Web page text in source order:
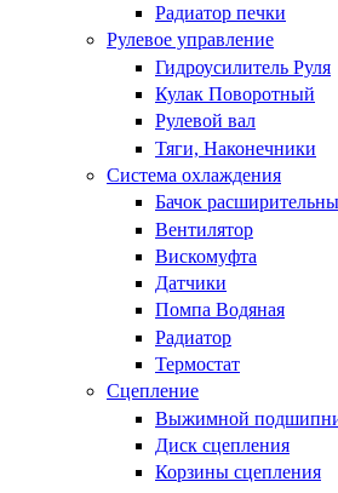
Радиатор печки
Рулевое управление
Гидроусилитель Руля
Кулак Поворотный
Рулевой вал
Тяги, Наконечники
Система охлаждения
Бачок
Вентилятор
Вискомуфта
Датчики
Помпа Водяная
Радиатор
Термостат
Сцепление
Выжимной
Диск сцепления
Корзины сцепления